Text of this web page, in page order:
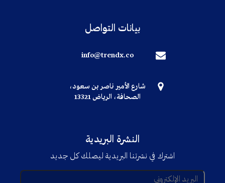
بيانات التواصل
info@trendx.co
شارع الأمير ناصر بن سعود،
الصحافة، الرياض 13321
النشرة البريدية
اشترك في نشرتنا البريدية ليصلك كل جديد